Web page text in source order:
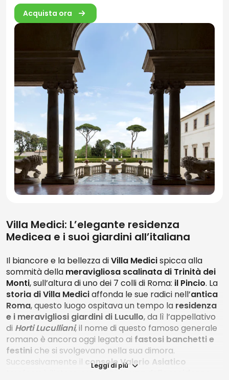
Acquista ora
Villa Medici: L’elegante residenza
Medicea e i suoi giardini all’italiana
Il biancore e la bellezza diVilla Medicispicca alla
sommità della meravigliosa scalinata di Trinità dei
Monti, sull’altura di uno dei 7 colli di Roma: il Pincio. La
storia di Villa Mediciaffonda le sue radici nell’antica
Roma, questo luogo ospitava un tempo la residenza
e i meravigliosi giardini di Lucullo, da lì l’appellativo
di Horti Luculliani, il nome di questo famoso generale
romano è ancora oggi legato ai fastosi banchetti e
festini che si svolgevano nella sua dimora.
Successivamente il console Valerio Asiatico
trasformò l’intera proprietà in
Leggi di più